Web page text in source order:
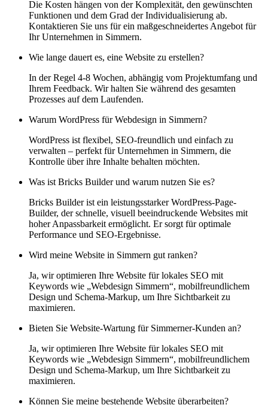
Die Kosten hängen von der Komplexität, den gewünschten
Funktionen und dem Grad der Individualisierung ab.
Kontaktieren Sie uns für ein maßgeschneidertes Angebot für
Ihr Unternehmen in Simmern.
Wie lange dauert es, eine Website zu erstellen?
In der Regel 4-8 Wochen, abhängig vom Projektumfang und
Ihrem Feedback. Wir halten Sie während des gesamten
Prozesses auf dem Laufenden.
Warum WordPress für Webdesign in Simmern?
WordPress ist flexibel, SEO-freundlich und einfach zu
verwalten – perfekt für Unternehmen in Simmern, die
Kontrolle über ihre Inhalte behalten möchten.
Was ist Bricks Builder und warum nutzen Sie es?
Bricks Builder ist ein leistungsstarker WordPress-Page-
Builder, der schnelle, visuell beeindruckende Websites mit
hoher Anpassbarkeit ermöglicht. Er sorgt für optimale
Performance und SEO-Ergebnisse.
Wird meine Website in Simmern gut ranken?
Ja, wir optimieren Ihre Website für lokales SEO mit
Keywords wie „Webdesign Simmern“, mobilfreundlichem
Design und Schema-Markup, um Ihre Sichtbarkeit zu
maximieren.
Bieten Sie Website-Wartung für Simmerner-Kunden an?
Ja, wir optimieren Ihre Website für lokales SEO mit
Keywords wie „Webdesign Simmern“, mobilfreundlichem
Design und Schema-Markup, um Ihre Sichtbarkeit zu
maximieren.
Können Sie meine bestehende Website überarbeiten?